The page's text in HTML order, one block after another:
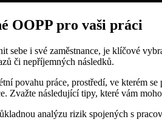
OOPP pro vaši práci
sebe i své zaměstnance, je klíčové
či nepříjemných následků.
povahu práce, prostředí, ve kterém
Zvažte následující tipy, které vám
analýzu rizik spojených s